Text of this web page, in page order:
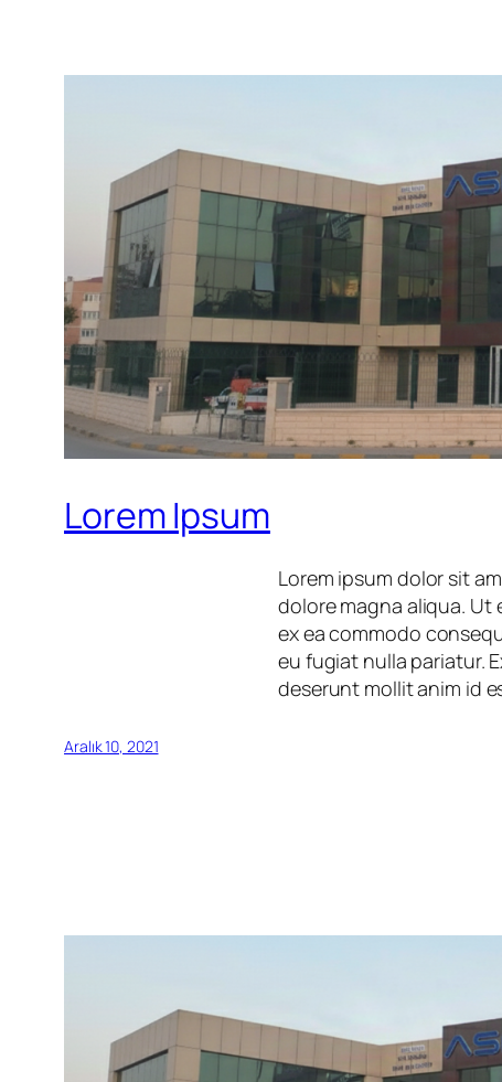
Lorem Ipsum
Lorem ipsum dolor sit
dolore magna aliqua. Ut
ex ea commodo
eu fugiat nulla pariatur.
deserunt mollit anim id
Aralık 10, 2021